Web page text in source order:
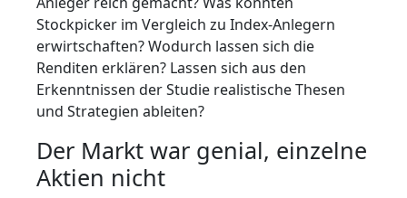
Stockpicker im Vergleich zu Index‑Anlegern
erwirtschaften? Wodurch lassen sich die
Renditen erklären? Lassen sich aus den
Erkenntnissen der Studie realistische Thesen
und Strategien ableiten?
Der Markt war genial, einzelne
Aktien nicht